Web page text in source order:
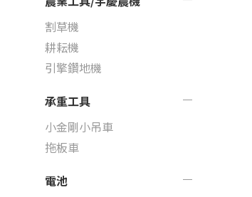
割草機
耕耘機
引擎鑽地機
承重工具
小金剛小吊車
拖板車
電池